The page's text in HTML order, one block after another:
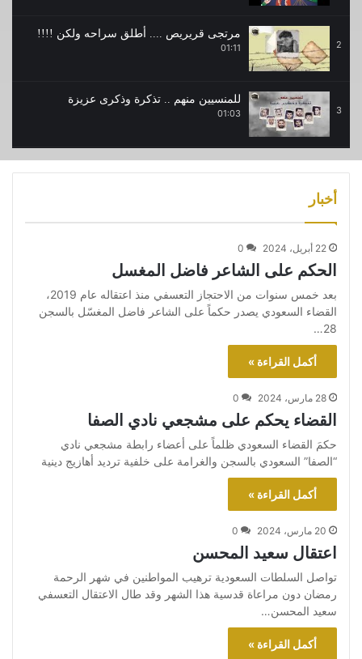
2
مرتجى قريريص .... أطلق سراحه ولكن !!!!
01:11
3
للمنسيين منهم .. تذكرة وذكرى عزيزة
01:03
4
02:49
أحمد المغسل - الحاج أبو عمران
02:16
02:04
يخاف آل سعود من الفن الهادف
00:45
أنواع التعذيب
منذ التأسيس صنع آل سعود سجلاً بشعاً لحقوق
الإنسان
00:25
أخبار
22 أبريل، 2024 0
الحكم على الشاعر فاضل المغسل
بعد خمس سنوات من الاحتجاز التعسفي منذ اعتقاله عام 2019،
القضاء السعودي يصدر حكماً على الشاعر فاضل المغسّل بالسجن
28…
أكمل القراءة »
28 مارس، 2024 0
القضاء يحكم على مشجعي نادي الصفا
حكمَ القضاء السعودي ظلماً على أعضاء رابطة مشجعي نادي
“الصفا” السعودي بالسجن والغرامة على خلفية ترديد أهازيج دينية
أكمل القراءة »
20 مارس، 2024 0
اعتقال سعيد المحسن
تواصل السلطات السعودية ترهيب المواطنين في شهر الرحمة
رمضان دون مراعاة قدسية هذا الشهر وقد طال الاعتقال التعسفي
سعيد المحسن…
أكمل القراءة »